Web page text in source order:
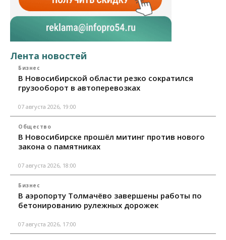
Лента новостей
Бизнес
В Новосибирской области резко сократился
грузооборот в автоперевозках
07 августа 2026, 19:00
Общество
В Новосибирске прошёл митинг против нового
закона о памятниках
07 августа 2026, 18:00
Бизнес
В аэропорту Толмачёво завершены работы по
бетонированию рулежных дорожек
07 августа 2026, 17:00